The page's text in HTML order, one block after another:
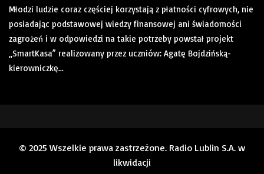
Młodzi ludzie coraz częściej korzystają z płatności cyfrowych, nie
posiadając podstawowej wiedzy finansowej ani świadomości
zagrożeń i w odpowiedzi na takie potrzeby powstał projekt
„SmartKasa” realizowany przez uczniów: Agatę Bojdzińską-
kierowniczkę...
© 2025 Wszelkie prawa zastrzeżone. Radio Lublin S.A. w
likwidacji